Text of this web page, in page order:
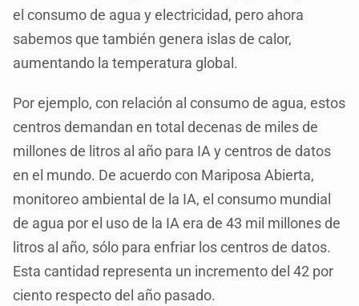
el consumo de agua y electricidad, pero ahora
sabemos que también genera islas de calor,
aumentando la temperatura global.
Por ejemplo, con relación al consumo de agua, estos
centros demandan en total decenas de miles de
millones de litros al año para IA y centros de datos
en el mundo. De acuerdo con Mariposa Abierta,
monitoreo ambiental de la IA, el consumo mundial
de agua por el uso de la IA era de 43 mil millones de
litros al año, sólo para enfriar los centros de datos.
Esta cantidad representa un incremento del 42 por
ciento respecto del año pasado.